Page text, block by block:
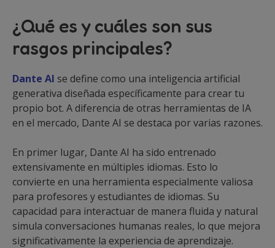
¿Qué es y cuáles son sus
rasgos principales?
Dante AI se define como una inteligencia artificial
generativa diseñada específicamente para crear tu
propio bot. A diferencia de otras herramientas de IA
en el mercado, Dante AI se destaca por varias razones.
En primer lugar, Dante AI ha sido entrenado
extensivamente en múltiples idiomas. Esto lo
convierte en una herramienta especialmente valiosa
para profesores y estudiantes de idiomas. Su
capacidad para interactuar de manera fluida y natural
simula conversaciones humanas reales, lo que mejora
significativamente la experiencia de aprendizaje.